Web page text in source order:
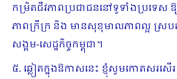
កម្រិតជីវភាពប្រជាជននៅទូទាំងប្រទេស ឱ្
ភាពក្រីក្រ និង មានសុខុមាលភាពល្អ ស្រ
សង្គម-សេដ្ឋកិច្ចកម្ពុជា។
៥. ឆ្លៀតក្នុងឱកាសនេះ ខ្ញុំសូមកោតសរសើរ